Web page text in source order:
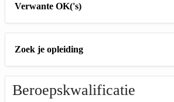
Verwante OK('s)
Zoek je opleiding
Beroepskwalificatie